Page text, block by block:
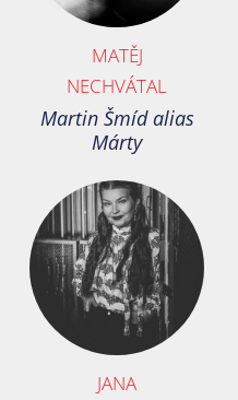
MATĚJ
NECHVÁTAL
Martin Šmíd alias
Márty
JANA